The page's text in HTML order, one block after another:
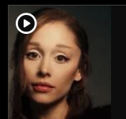
player2